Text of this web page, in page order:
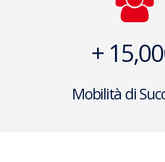
+
Mobilità di